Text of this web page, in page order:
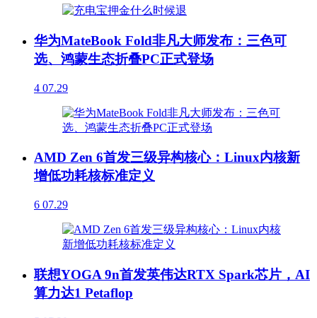
华为MateBook Fold非凡大师发布：三色可
选、鸿蒙生态折叠PC正式登场
4 07.29
AMD Zen 6首发三级异构核心：Linux内核新
增低功耗核标准定义
6 07.29
联想YOGA 9n首发英伟达RTX Spark芯片，AI
算力达1 Petaflop